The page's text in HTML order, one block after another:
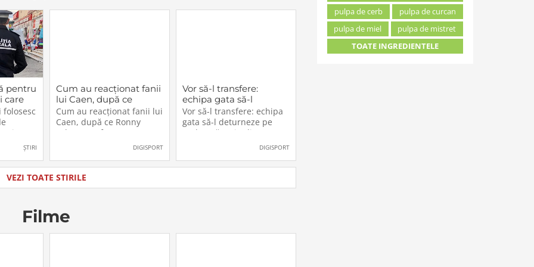
pentru
care
iar
sau
un
în care
ȘTIRI
Cum au reacționat fanii
lui Caen, după ce
Ronny Labonne a fost
prezentat oficial la
FCSB
Cum au reacționat fanii lui
Caen, după ce Ronny
Labonne a fost prezentat
DIGISPORT
Vor să-l transfere:
echipa gata să-l
deturneze pe Radu
Drăgușin din drumul
către Juventus!
Vor să-l transfere: echipa
gata să-l deturneze pe
Radu Drăgușin din
drumul către Juventus!DIGISPORT
VEZI TOATE STIRILE
Filme
pulpa de cerb
pulpa de curcan
pulpa de miel
pulpa de mistret
TOATE INGREDIENTELE